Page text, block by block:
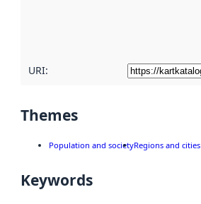
URI:
Themes
Population and societyRegions and cities
Keywords